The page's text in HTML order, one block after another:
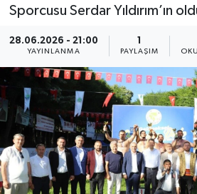
Sporcusu Serdar Yıldırım’ın
28.06.2026 - 21:00
YAYINLANMA PAYLAŞIM